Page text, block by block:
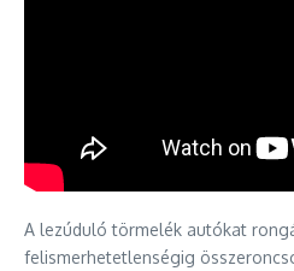
A lezúduló törmelék autókat
felismerhetetlenségig